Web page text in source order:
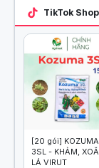
TikTok Shop
[20 gói] KOZUMA
3SL - KHẢM,
LÁ VIRUT